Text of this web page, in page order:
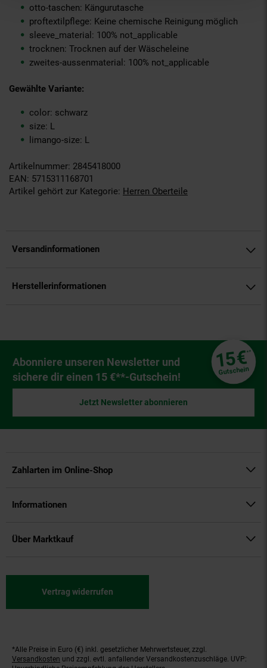
otto-taschen: Kängurutasche
proftextilpflege: Keine chemische Reinigung möglich
sleeve_material: 100% not_applicable
trocknen: Trocknen auf der Wäscheleine
zweites-aussenmaterial: 100% not_applicable
Gewählte Variante:
color: schwarz
size: L
limango-size: L
Artikelnummer: 2845418000
EAN: 5715311168701
Artikel gehört zur Kategorie: Herren Oberteile
Versandinformationen
Herstellerinformationen
Newsletter Anmeldung
Abonniere unseren Newsletter und
sichere dir einen 15 €**-Gutschein!
15€**
Gutschein
Jetzt Newsletter abonnieren
Zahlarten im Online-Shop
Informationen
Über Marktkauf
Vertrag widerrufen
Fußnoten
*Alle Preise in Euro (€) inkl. gesetzlicher Mehrwertsteuer, zzgl.
Versandkosten und zzgl. evtl. anfallender Versandkostenzuschläge. UVP: